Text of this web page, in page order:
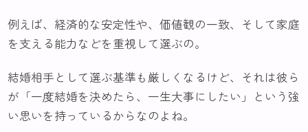
例えば、経済的な安定性や、価値観の一致、そして家庭
を支える能力などを重視して選ぶの。
結婚相手として選ぶ基準も厳しくなるけど、それは彼ら
が「一度結婚を決めたら、一生大事にしたい」という強
い思いを持っているからなのよね。